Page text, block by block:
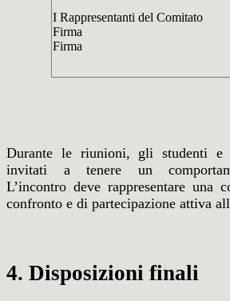
I Rappresentanti del Comitato
Firma
Firma
Durante le riunioni, gli studenti e
invitati a tenere un
L’incontro deve rappresentare una
confronto e di partecipazione attiva
4. Disposizioni finali